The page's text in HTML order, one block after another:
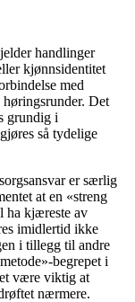
handlinger
kjønnsidentitet
med
Det
grundig i
så tydelige
er særlig
at en «streng
ha kjæreste av
imidlertid ikke
i tillegg til andre
begrepet i
være viktig at
nærmere.